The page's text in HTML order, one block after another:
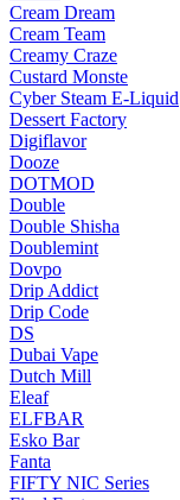
Cream Dream
Cream Team
Creamy Craze
Custard Monste
Cyber Steam E-Liquid
Dessert Factory
Digiflavor
Dooze
DOTMOD
Double
Double Shisha
Doublemint
Dovpo
Drip Addict
Drip Code
DS
Dubai Vape
Dutch Mill
Eleaf
ELFBAR
Esko Bar
Fanta
FIFTY NIC Series